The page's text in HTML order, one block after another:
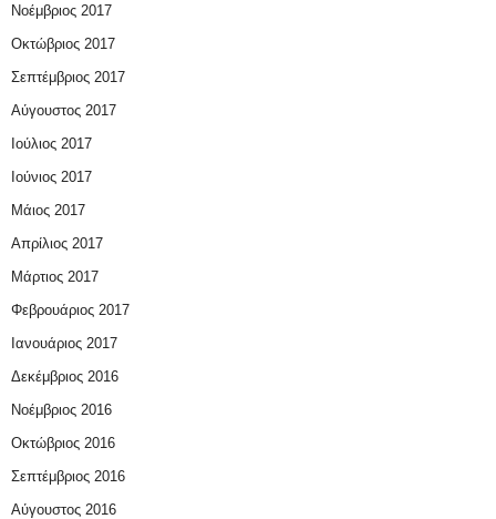
Νοέμβριος 2017
Οκτώβριος 2017
Σεπτέμβριος 2017
Αύγουστος 2017
Ιούλιος 2017
Ιούνιος 2017
Μάιος 2017
Απρίλιος 2017
Μάρτιος 2017
Φεβρουάριος 2017
Ιανουάριος 2017
Δεκέμβριος 2016
Νοέμβριος 2016
Οκτώβριος 2016
Σεπτέμβριος 2016
Αύγουστος 2016